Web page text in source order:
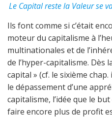
Le Capital reste la Valeur se
Ils font comme si c’était
moteur du capitalisme à
multinationales et de
de l’hyper-capitalisme. Dès
capital » (cf. le sixième
le dépassement d’une
capitalisme, l’idée que le
faire encore plus de profit